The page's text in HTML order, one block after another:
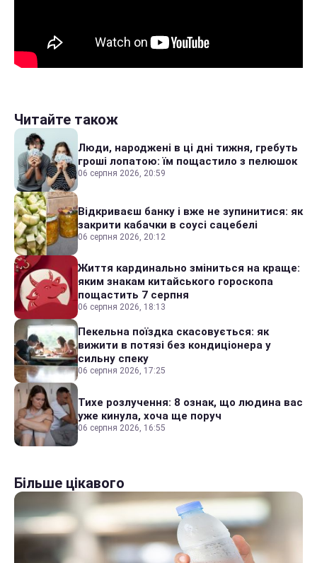
Читайте також
Люди, народжені в ці дні тижня, гребуть
гроші лопатою: їм пощастило з пелюшок
06 серпня 2026, 20:59
Відкриваєш банку і вже не зупинитися: як
закрити кабачки в соусі сацебелі
06 серпня 2026, 20:12
Життя кардинально зміниться на краще:
яким знакам китайського гороскопа
пощастить 7 серпня
06 серпня 2026, 18:13
Пекельна поїздка скасовується: як
вижити в потязі без кондиціонера у
сильну спеку
06 серпня 2026, 17:25
Тихе розлучення: 8 ознак, що людина вас
уже кинула, хоча ще поруч
06 серпня 2026, 16:55
Більше цікавого